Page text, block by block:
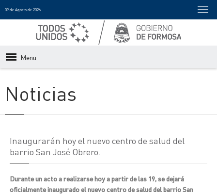
09 de Agosto de 2026
Menu
Noticias
Inaugurarán hoy el nuevo centro de salud del
barrio San José Obrero.
Durante un acto a realizarse hoy a partir de las 19, se dejará
oficialmente inaugurado el nuevo centro de salud del barrio San